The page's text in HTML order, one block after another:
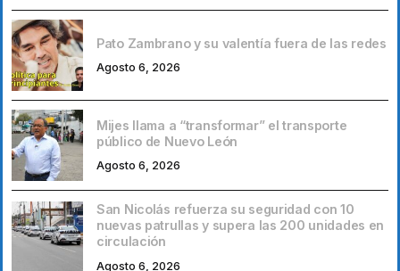
Pato Zambrano y su valentía fuera de las redes
Agosto 6, 2026
Mijes llama a “transformar” el transporte
público de Nuevo León
Agosto 6, 2026
San Nicolás refuerza su seguridad con 10
nuevas patrullas y supera las 200 unidades en
circulación
Agosto 6, 2026